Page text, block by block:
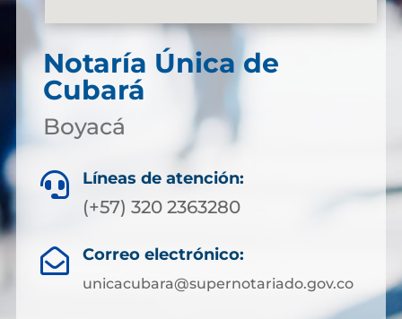
Notaría Única de
Cubará
Boyacá
 Líneas de atención:
(+57) 320 2363280
 Correo electrónico:
unicacubara@supernotariado.gov.co